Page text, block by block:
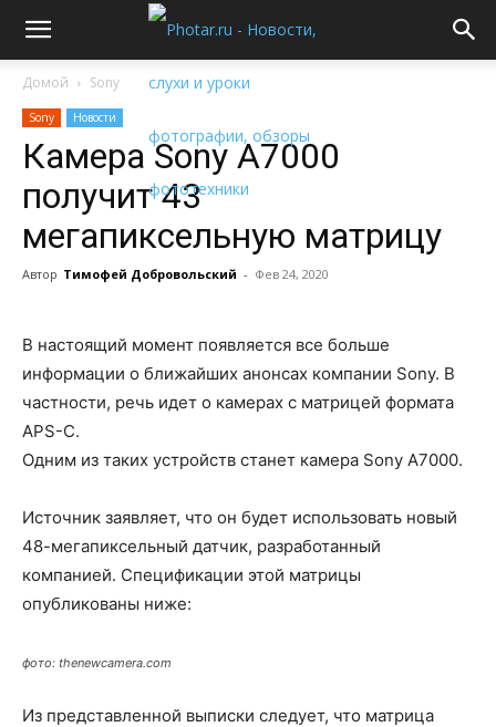
Домой Sony
Sony Новости
Камера Sony A7000
получит 43
мегапиксельную матрицу
Автор Тимофей Добровольский - Фев 24, 2020
В настоящий момент появляется все больше
информации о ближайших анонсах компании Sony. В
частности, речь идет о камерах с матрицей формата
APS-C.
Одним из таких устройств станет камера Sony A7000.
Источник заявляет, что он будет использовать новый
48-мегапиксельный датчик, разработанный
компанией. Спецификации этой матрицы
опубликованы ниже:
фото: thenewcamera.com
Из представленной выписки следует, что матрица